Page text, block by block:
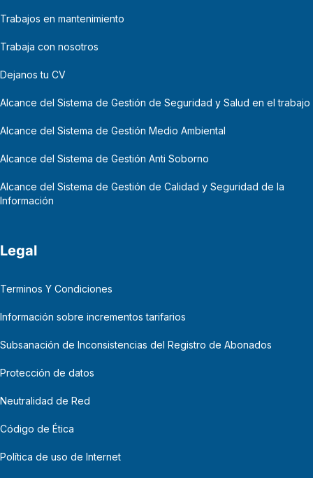
Trabajos en mantenimiento
Trabaja con nosotros
Dejanos tu CV
Alcance del Sistema de Gestión de Seguridad y Salud en el trabajo
Alcance del Sistema de Gestión Medio Ambiental
Alcance del Sistema de Gestión Anti Soborno
Alcance del Sistema de Gestión de Calidad y Seguridad de la
Información
Legal
Terminos Y Condiciones
Información sobre incrementos tarifarios
Subsanación de Inconsistencias del Registro de Abonados
Protección de datos
Neutralidad de Red
Código de Ética
Política de uso de Internet